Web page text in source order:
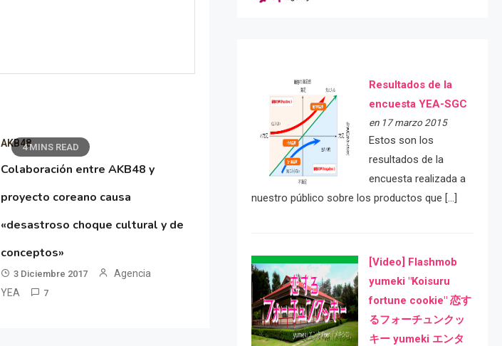
4 MINS READ
AKB48
Colaboración entre AKB48 y
proyecto coreano causa
«desastroso choque cultural y de
conceptos»
3 Diciembre 2017
Agencia
YEA
7
Resultados de la
encuesta YEA-SGC
en 17 marzo 2015
Estos son los
resultados de la
encuesta realizada a
nuestro público sobre los productos que […]
[Video] Flashmob
yumeki "Koisuru
fortune cookie" 恋す
るフォーチュンクッ
キー yumeki エンタ